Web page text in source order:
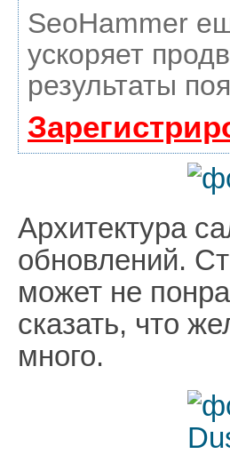
SeoHammer
ускоряет
результаты
Архитектура
обновлений.
может не
сказать, что
много.